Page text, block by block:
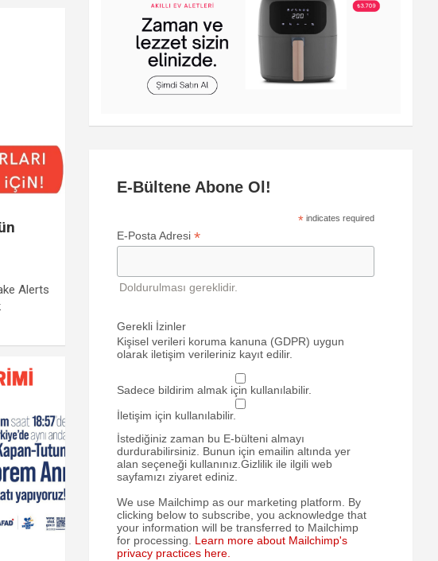
Alerts
E-Bültene Abone Ol!
*indicates required
E-Posta Adresi*
Doldurulması gereklidir.
Gerekli İzinler
Kişisel verileri koruma kanuna (GDPR) uygun
olarak iletişim verileriniz kayıt edilir.
Sadece bildirim almak için kullanılabilir.
İletişim için kullanılabilir.
İstediğiniz zaman bu E-bülteni almayı
durdurabilirsiniz. Bunun için emailin altında yer
alan seçeneği kullanınız.Gizlilik ile ilgili web
sayfamızı ziyaret ediniz.
We use Mailchimp as our marketing platform. By
clicking below to subscribe, you acknowledge that
your information will be transferred to Mailchimp
for processing. Learn more about Mailchimp's
privacy practices here.